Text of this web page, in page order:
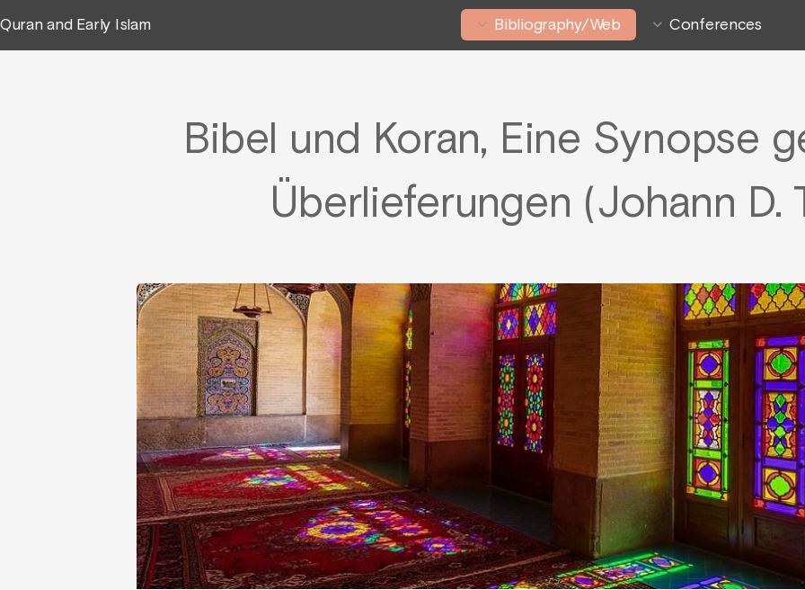
Quran and Early Islam Bibliography/Web Conferences
Bibel und Koran, Eine Synopse
Überlieferungen (Johann D.